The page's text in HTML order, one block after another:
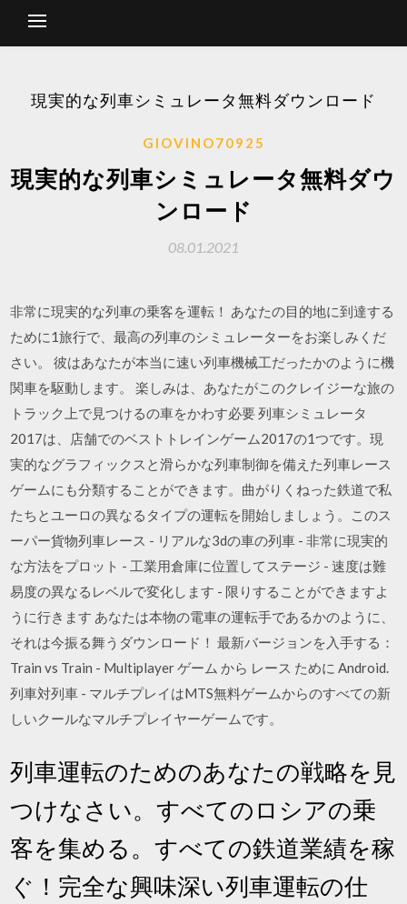
現実的な列車シミュレータ無料ダウンロード
GIOVINO70925
現実的な列車シミュレータ無料ダウ
ンロード
08.01.2021
‎非常に現実的な列車の乗客を運転！ あなたの目的地に到達する
ために1旅行で、最高の列車のシミュレーターをお楽しみくだ
さい。 彼はあなたが本当に速い列車機械工だったかのように機
関車を駆動します。 楽しみは、あなたがこのクレイジーな旅の
トラック上で見つけるの車をかわす必要 ‎列車シミュレータ
2017は、店舗でのベストトレインゲーム2017の1つです。現
実的なグラフィックスと滑らかな列車制御を備えた列車レース
ゲームにも分類することができます。曲がりくねった鉄道で私
たちとユーロの異なるタイプの運転を開始しましょう。このス
ーパー貨物列車レース - リアルな3dの車の列車 - 非常に現実的
な方法をプロット - 工業用倉庫に位置してステージ - 速度は難
易度の異なるレベルで変化します - 限りすることができますよ
うに行きます あなたは本物の電車の運転手であるかのように、
それは今振る舞うダウンロード！ 最新バージョンを入手する：
Train vs Train - Multiplayer ゲーム から レース ために Android.
列車対列車 - マルチプレイはMTS無料ゲームからのすべての新
しいクールなマルチプレイヤーゲームです。
列車運転のためのあなたの戦略を見
つけなさい。すべてのロシアの乗
客を集める。すべての鉄道業績を稼
ぐ！完全な興味深い列車運転の仕